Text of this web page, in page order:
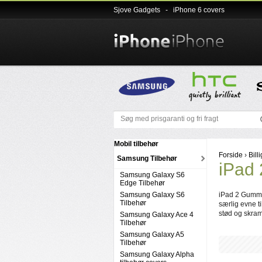
Sjove Gadgets- iPhone 6 covers
Mobil tilbehør
Samsung Tilbehør
Samsung Galaxy S6
Edge Tilbehør
Samsung Galaxy S6
Tilbehør
Samsung Galaxy Ace 4
Tilbehør
Samsung Galaxy A5
Tilbehør
Samsung Galaxy Alpha
Forside ›
iPad
iPad 2
særlig evne
stød og